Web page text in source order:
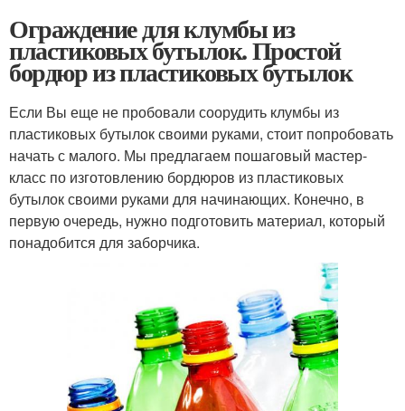
Ограждение для клумбы из
пластиковых бутылок. Простой
бордюр из пластиковых бутылок
Если Вы еще не пробовали соорудить клумбы из
пластиковых бутылок своими руками, стоит попробовать
начать с малого. Мы предлагаем пошаговый мастер-
класс по изготовлению бордюров из пластиковых
бутылок своими руками для начинающих. Конечно, в
первую очередь, нужно подготовить материал, который
понадобится для заборчика.